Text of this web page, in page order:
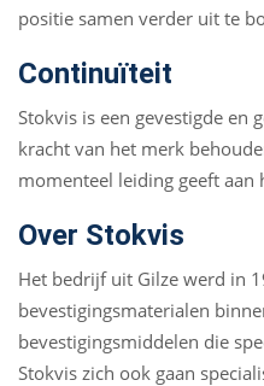
positie samen verder uit te
Continuïteit
Stokvis is een gevestigde en
kracht van het merk
momenteel leiding geeft
Over Stokvis
Het bedrijf uit Gilze werd in
bevestigingsmaterialen
bevestigingsmiddelen die
Stokvis zich ook gaan